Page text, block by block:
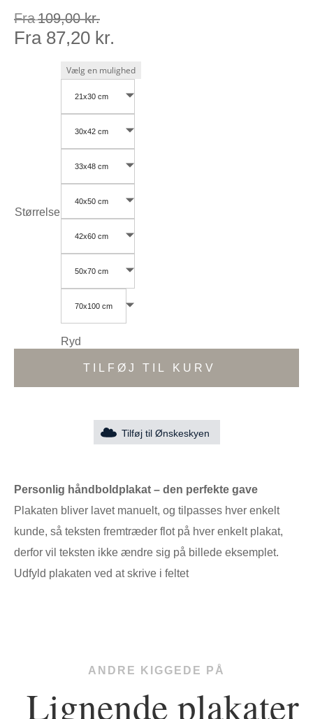
Fra109,00kr.
Fra 87,20 kr.
Størrelse
21x30 cm
30x42 cm
33x48 cm
40x50 cm
42x60 cm
50x70 cm
70x100 cm
Ryd
TILFØJ TIL KURV
Tilføj til Ønskeskyen
Personlig håndboldplakat – den perfekte gave
Plakaten bliver lavet manuelt, og tilpasses hver enkelt
kunde, så teksten fremtræder flot på hver enkelt plakat,
derfor vil teksten ikke ændre sig på billede eksemplet.
Udfyld plakaten ved at skrive i feltet
ANDRE KIGGEDE PÅ
Lignende plakater